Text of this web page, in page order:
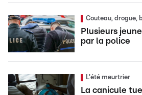
Couteau, drogue,
Plusieurs
par la police
L'été meurtrier
La canicule